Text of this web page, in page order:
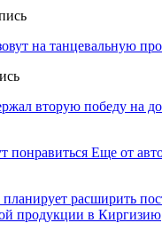
на танцевальную
вторую победу на
понравиться Еще от
расширить
продукции в Киргизию